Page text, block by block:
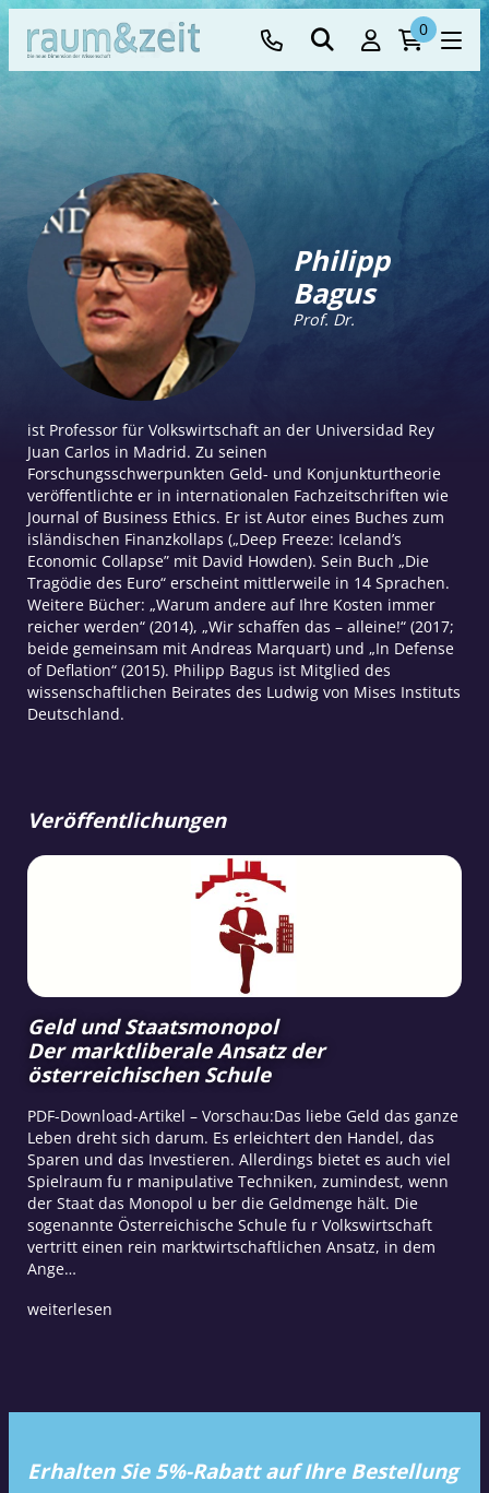
0
Philipp
Bagus
Prof. Dr.
ist Professor für Volkswirtschaft an der Universidad Rey
Juan Carlos in Madrid. Zu seinen
Forschungsschwerpunkten Geld- und Konjunkturtheorie
veröffentlichte er in internationalen Fachzeitschriften wie
Journal of Business Ethics. Er ist Autor eines Buches zum
isländischen Finanzkollaps („Deep Freeze: Iceland’s
Economic Collapse” mit David Howden). Sein Buch „Die
Tragödie des Euro“ erscheint mittlerweile in 14 Sprachen.
Weitere Bücher: „Warum andere auf Ihre Kosten immer
reicher werden“ (2014), „Wir schaffen das – alleine!“ (2017;
beide gemeinsam mit Andreas Marquart) und „In Defense
of Deflation“ (2015). Philipp Bagus ist Mitglied des
wissenschaftlichen Beirates des Ludwig von Mises Instituts
Deutschland.
Veröffentlichungen
Geld und Staatsmonopol
Der marktliberale Ansatz der
österreichischen Schule
PDF-Download-Artikel – Vorschau:Das liebe Geld das ganze
Leben dreht sich darum. Es erleichtert den Handel, das
Sparen und das Investieren. Allerdings bietet es auch viel
Spielraum fu r manipulative Techniken, zumindest, wenn
der Staat das Monopol u ber die Geldmenge hält. Die
sogenannte Österreichische Schule fu r Volkswirtschaft
vertritt einen rein marktwirtschaftlichen Ansatz, in dem
Ange…
weiterlesen
Erhalten Sie 5%-Rabatt auf Ihre Bestellung